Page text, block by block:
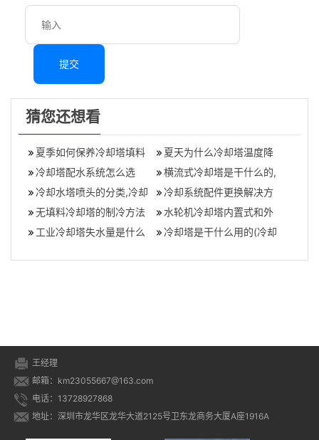
提交
猜您还想看
夏季如何保养冷却塔填料
（夏季保养冷却塔填料的
方法）,冷却塔填
夏天为什么冷却塔温度降
不下来（为什么冷却塔水
温降不下来）,为
冷却塔配水系统怎么选
横流式冷却塔是干什么的,
横流式冷却塔价格多少
冷却水塔喷头的分类,冷却
塔喷头分哪几种
冷却系统配件更换解决方
案厂家(凉水塔维修服务厂
家)
无填料冷却塔的制冷方法
(无填料冷却塔是怎样冷却
水轮机冷却塔内置式和外
置式有何区别(冷却塔水轮
工业冷却塔失水量是什么
冷却塔是干什么用的(冷却
王经理
邮箱：km23055667@163.com
电话：13728927868
地址：深圳市龙华区龙华大道2125号卫东龙商务大厦A座1916A